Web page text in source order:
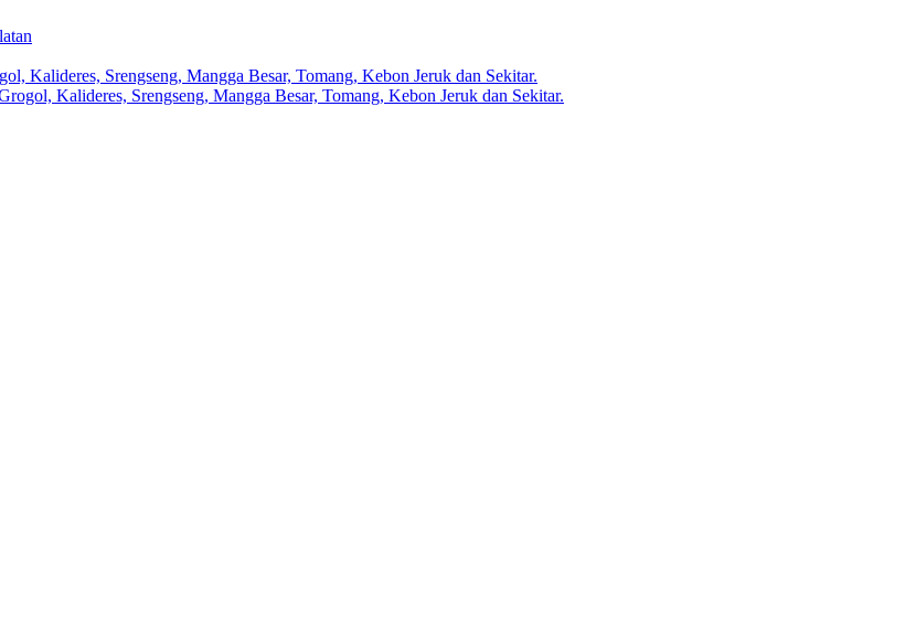
Kalideres, Srengseng, Mangga Besar, Tomang, Kebon Jeruk dan Sekitar.
Kalideres, Srengseng, Mangga Besar, Tomang, Kebon Jeruk dan Sekitar.